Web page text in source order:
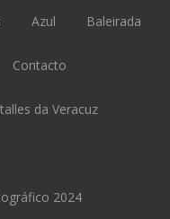
Azul Baleirada
Contacto
da Veracuz
2024